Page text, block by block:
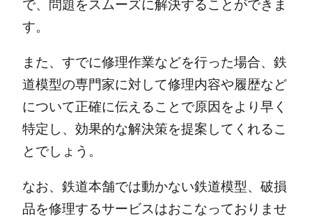
で、問題をスムーズに解決することができま
す。
また、すでに修理作業などを行った場合、鉄
道模型の専門家に対して修理内容や履歴など
について正確に伝えることで原因をより早く
特定し、効果的な解決策を提案してくれるこ
とでしょう。
なお、鉄道本舗では動かない鉄道模型、破損
品を修理するサービスはおこなっておりませ